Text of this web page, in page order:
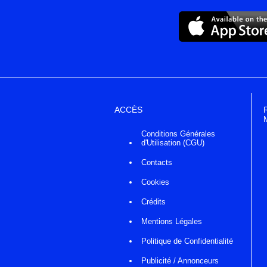
ACCÈS
Conditions Générales
d'Utilisation (CGU)
Contacts
Cookies
Crédits
Mentions Légales
Politique de Confidentialité
Publicité / Annonceurs